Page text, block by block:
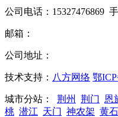
公司电话：15327476869
邮箱：
公司地址：
技术支持： 八方网络 鄂ICP
城市分站： 荆州 荆门 恩
桃 潜江 天门 神农架 黄石